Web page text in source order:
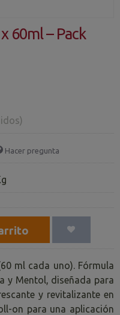
60ml – Pack
Hacer pregunta
ml cada uno). Fórmula
y Mentol, diseñada para
y revitalizante en
on para una aplicación